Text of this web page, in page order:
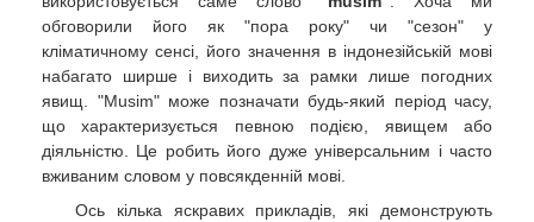
обговорили його як "пора року" чи "сезон" у
кліматичному сенсі, його значення в індонезійській мові
набагато ширше і виходить за рамки лише погодних
явищ. "Musim" може позначати будь-який період часу,
що характеризується певною подією, явищем або
діяльністю. Це робить його дуже універсальним і часто
вживаним словом у повсякденній мові.
Ось кілька яскравих прикладів, які демонструють